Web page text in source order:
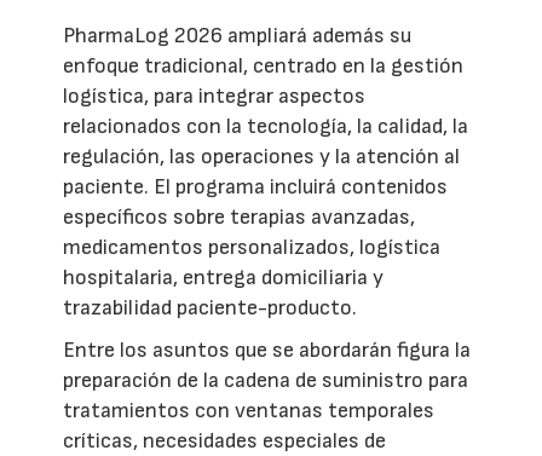
PharmaLog 2026 ampliará además su
enfoque tradicional, centrado en la gestión
logística, para integrar aspectos
relacionados con la tecnología, la calidad, la
regulación, las operaciones y la atención al
paciente. El programa incluirá contenidos
específicos sobre terapias avanzadas,
medicamentos personalizados, logística
hospitalaria, entrega domiciliaria y
trazabilidad paciente-producto.
Entre los asuntos que se abordarán figura la
preparación de la cadena de suministro para
tratamientos con ventanas temporales
críticas, necesidades especiales de